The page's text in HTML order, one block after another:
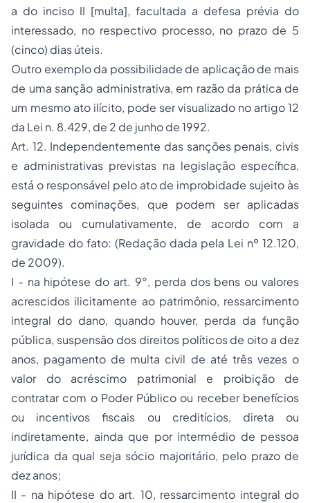
a do inciso II [multa], facultada a defesa prévia do
interessado, no respectivo processo, no prazo de 5
(cinco) dias úteis.
Outro exemplo da possibilidade de aplicação de mais
de uma sanção administrativa, em razão da prática de
um mesmo ato ilícito, pode ser visualizado no artigo 12
da Lei n. 8.429, de 2 de junho de 1992.
Art. 12. Independentemente das sanções penais, civis
e administrativas previstas na legislação específica,
está o responsável pelo ato de improbidade sujeito às
seguintes cominações, que podem ser aplicadas
isolada ou cumulativamente, de acordo com a
gravidade do fato: (Redação dada pela Lei nº 12.120,
de 2009).
I - na hipótese do art. 9°, perda dos bens ou valores
acrescidos ilicitamente ao patrimônio, ressarcimento
integral do dano, quando houver, perda da função
pública, suspensão dos direitos políticos de oito a dez
anos, pagamento de multa civil de até três vezes o
valor do acréscimo patrimonial e proibição de
contratar com o Poder Público ou receber benefícios
ou incentivos fiscais ou creditícios, direta ou
indiretamente, ainda que por intermédio de pessoa
jurídica da qual seja sócio majoritário, pelo prazo de
dez anos;
II - na hipótese do art. 10, ressarcimento integral do